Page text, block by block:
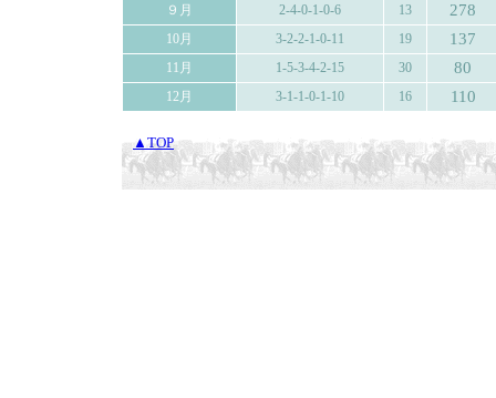
９月 2-4-0-1-0-6 13 278
10月 3-2-2-1-0-11 19 137
11月 1-5-3-4-2-15 30 80
12月 3-1-1-0-1-10 16 110
▲TOP